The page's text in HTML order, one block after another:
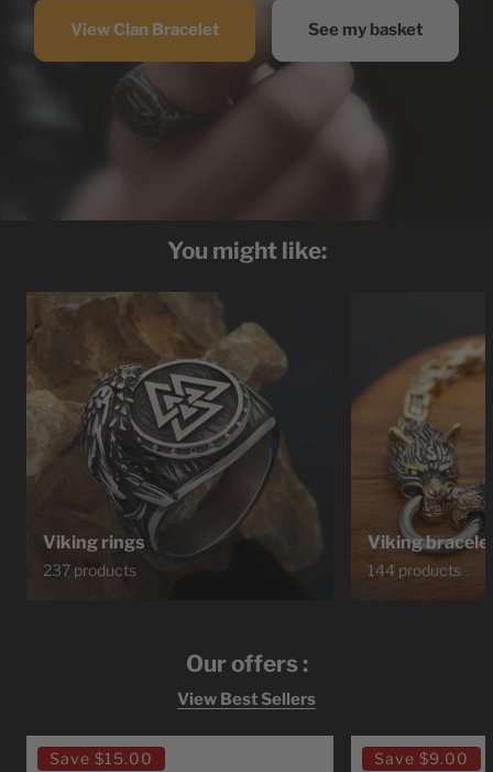
View Clan Bracelet See my basket
You might like:
Viking rings
237 products
Viking
144 products
Our offers :
View Best Sellers
Ragnar
Save $15.00
Bracelet
Save $9.00